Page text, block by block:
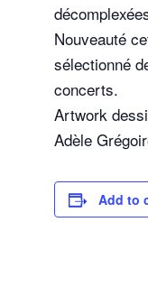
Nouveauté
sélectionné
concerts.
Artwork
Adèle
Add to